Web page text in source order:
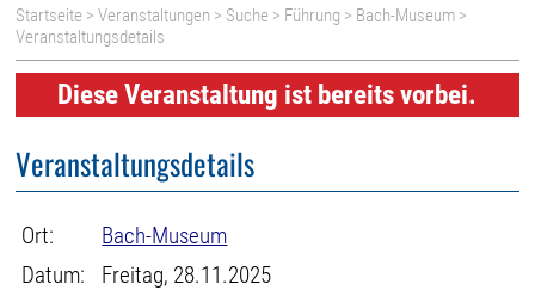
Startseite >Veranstaltungen > Suche > Führung > Bach-Museum >
Veranstaltungsdetails
Diese Veranstaltung ist bereits vorbei.
Veranstaltungsdetails
Ort:
Bach-Museum
Datum:
Freitag, 28.11.2025